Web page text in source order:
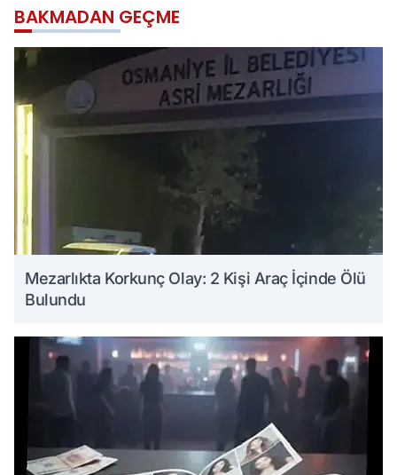
BAKMADAN GEÇME
Mezarlıkta Korkunç Olay: 2 Kişi Araç İçinde Ölü
Bulundu